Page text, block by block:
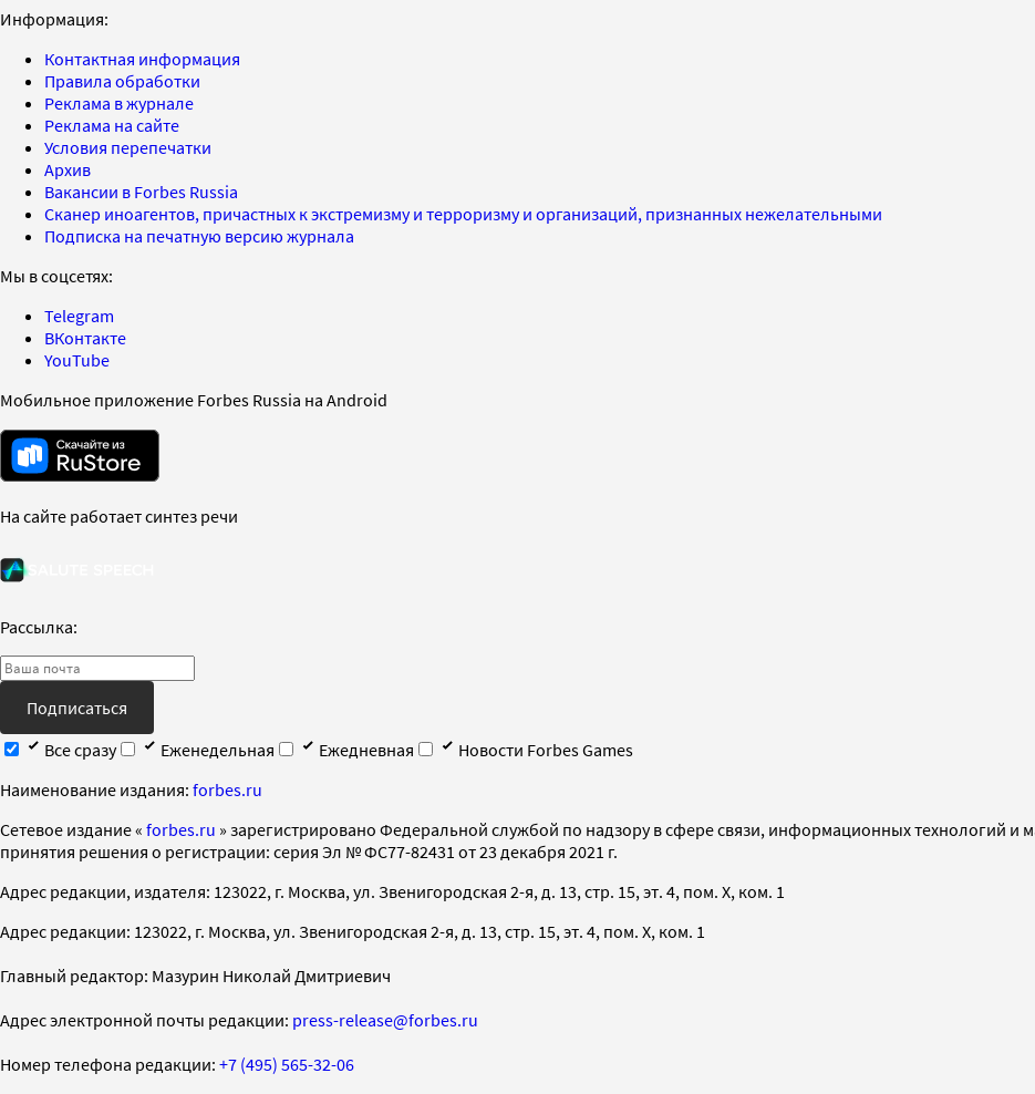
Информация:
Контактная информация
Правила обработки
Реклама в журнале
Реклама на сайте
Условия перепечатки
Архив
Вакансии в Forbes Russia
Сканер иноагентов, причастных к экстремизму и терроризму и организаций, признанных нежелательными
Подписка на печатную версию журнала
Мы в соцсетях:
Telegram
ВКонтакте
YouTube
Мобильное приложение Forbes Russia на Android
На сайте работает синтез речи
Рассылка:
Подписаться
Все сразу
Еженедельная Ежедневная
Новости Forbes Games
Наименование издания: forbes.ru
Cетевое издание « forbes.ru » зарегистрировано Федеральной службой по надзору в сфере связи, информационных технологий и
принятия решения о регистрации: серия Эл № ФС77-82431 от 23 декабря 2021 г.
Адрес редакции, издателя: 123022, г. Москва, ул. Звенигородская 2-я, д. 13, стр. 15, эт. 4, пом. X, ком. 1
Адрес редакции: 123022, г. Москва, ул. Звенигородская 2-я, д. 13, стр. 15, эт. 4, пом. X, ком. 1
Главный редактор: Мазурин Николай Дмитриевич
Адрес электронной почты редакции: press-release@forbes.ru
Номер телефона редакции: +7 (495) 565-32-06